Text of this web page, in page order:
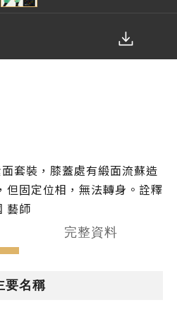
套裝，膝蓋處有緞面流蘇造
但固定位相，無法轉身。詮釋
藝師
完整資料
要名稱